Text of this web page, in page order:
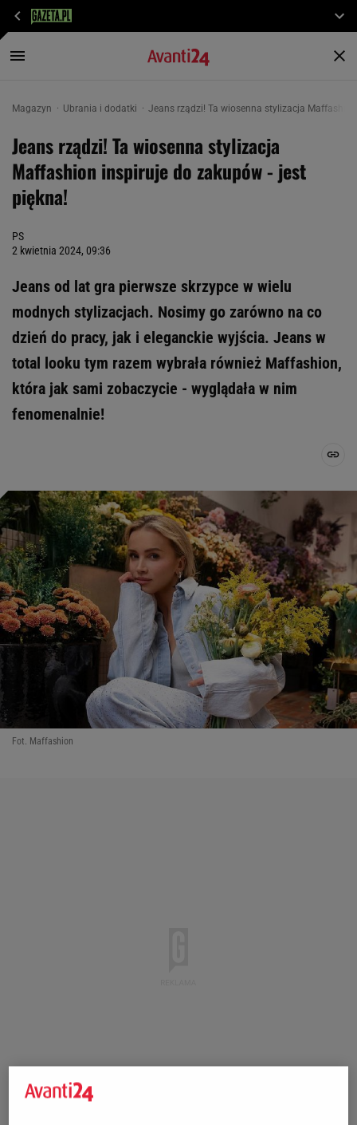
Magazyn Ubrania i dodatki Jeans rządzi! Ta wiosenna stylizacja
Jeans rządzi! Ta wiosenna stylizacja
Maffashion inspiruje do zakupów - jest
piękna!
PS
2 kwietnia 2024, 09:36
Jeans od lat gra pierwsze skrzypce w wielu
modnych stylizacjach. Nosimy go zarówno na co
dzień do pracy, jak i eleganckie wyjścia. Jeans w
total looku tym razem wybrała również Maffashion,
która jak sami zobaczycie - wyglądała w nim
fenomenalnie!
Fot. Maffashion